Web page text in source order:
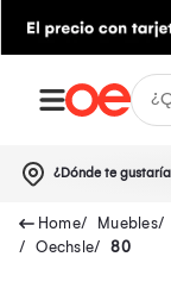
¿Dónde te
Muebles
Oechsle
80